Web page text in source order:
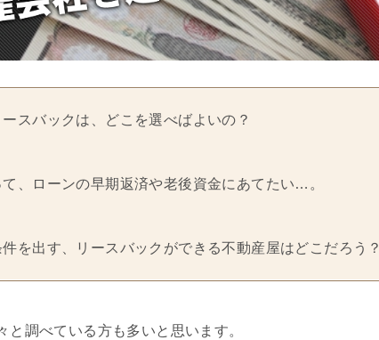
スバックは、どこを選べばよいの？
、ローンの早期返済や老後資金にあてたい…。
を出す、リースバックができる不動産屋はどこだろう？
と調べている方も多いと思います。